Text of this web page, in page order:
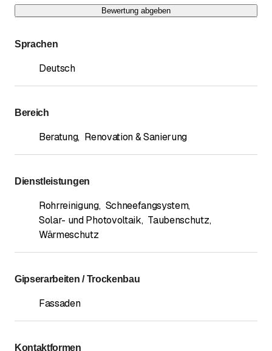
Bewertung abgeben
Sprachen
Deutsch
Bereich
Beratung, Renovation & Sanierung
Dienstleistungen
Rohrreinigung, Schneefangsystem,
Solar- und Photovoltaik, Taubenschutz,
Wärmeschutz
Gipserarbeiten / Trockenbau
Fassaden
Kontaktformen